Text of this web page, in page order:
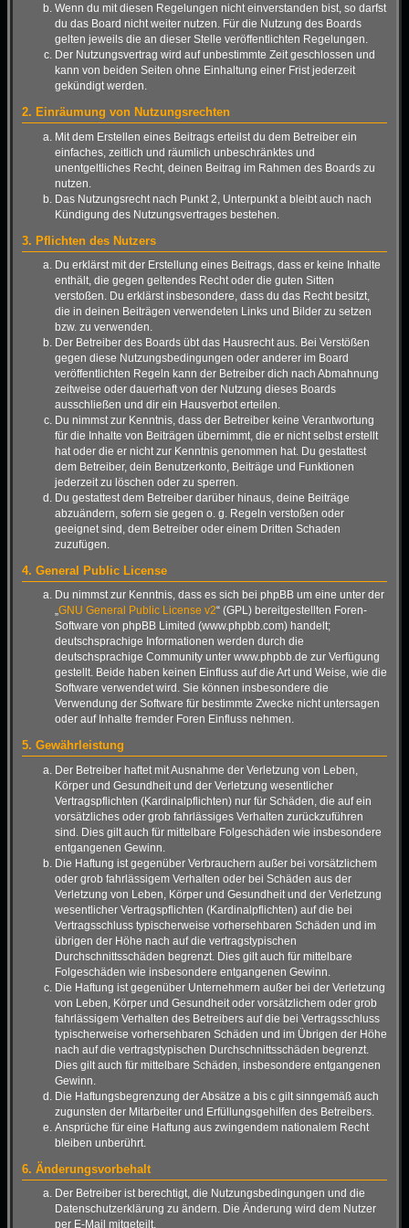
Wenn du mit diesen Regelungen nicht einverstanden bist, so darfst
du das Board nicht weiter nutzen. Für die Nutzung des Boards
gelten jeweils die an dieser Stelle veröffentlichten Regelungen.
Der Nutzungsvertrag wird auf unbestimmte Zeit geschlossen und
kann von beiden Seiten ohne Einhaltung einer Frist jederzeit
gekündigt werden.
2. Einräumung von Nutzungsrechten
Mit dem Erstellen eines Beitrags erteilst du dem Betreiber ein
einfaches, zeitlich und räumlich unbeschränktes und
unentgeltliches Recht, deinen Beitrag im Rahmen des Boards zu
nutzen.
Das Nutzungsrecht nach Punkt 2, Unterpunkt a bleibt auch nach
Kündigung des Nutzungsvertrages bestehen.
3. Pflichten des Nutzers
Du erklärst mit der Erstellung eines Beitrags, dass er keine Inhalte
enthält, die gegen geltendes Recht oder die guten Sitten
verstoßen. Du erklärst insbesondere, dass du das Recht besitzt,
die in deinen Beiträgen verwendeten Links und Bilder zu setzen
bzw. zu verwenden.
Der Betreiber des Boards übt das Hausrecht aus. Bei Verstößen
gegen diese Nutzungsbedingungen oder anderer im Board
veröffentlichten Regeln kann der Betreiber dich nach Abmahnung
zeitweise oder dauerhaft von der Nutzung dieses Boards
ausschließen und dir ein Hausverbot erteilen.
Du nimmst zur Kenntnis, dass der Betreiber keine Verantwortung
für die Inhalte von Beiträgen übernimmt, die er nicht selbst erstellt
hat oder die er nicht zur Kenntnis genommen hat. Du gestattest
dem Betreiber, dein Benutzerkonto, Beiträge und Funktionen
jederzeit zu löschen oder zu sperren.
Du gestattest dem Betreiber darüber hinaus, deine Beiträge
abzuändern, sofern sie gegen o. g. Regeln verstoßen oder
geeignet sind, dem Betreiber oder einem Dritten Schaden
zuzufügen.
4. General Public License
Du nimmst zur Kenntnis, dass es sich bei phpBB um eine unter der
„GNU General Public License v2“ (GPL) bereitgestellten Foren-
Software von phpBB Limited (www.phpbb.com) handelt;
deutschsprachige Informationen werden durch die
deutschsprachige Community unter www.phpbb.de zur Verfügung
gestellt. Beide haben keinen Einfluss auf die Art und Weise, wie die
Software verwendet wird. Sie können insbesondere die
Verwendung der Software für bestimmte Zwecke nicht untersagen
oder auf Inhalte fremder Foren Einfluss nehmen.
5. Gewährleistung
Der Betreiber haftet mit Ausnahme der Verletzung von Leben,
Körper und Gesundheit und der Verletzung wesentlicher
Vertragspflichten (Kardinalpflichten) nur für Schäden, die auf ein
vorsätzliches oder grob fahrlässiges Verhalten zurückzuführen
sind. Dies gilt auch für mittelbare Folgeschäden wie insbesondere
entgangenen Gewinn.
Die Haftung ist gegenüber Verbrauchern außer bei vorsätzlichem
oder grob fahrlässigem Verhalten oder bei Schäden aus der
Verletzung von Leben, Körper und Gesundheit und der Verletzung
wesentlicher Vertragspflichten (Kardinalpflichten) auf die bei
Vertragsschluss typischerweise vorhersehbaren Schäden und im
übrigen der Höhe nach auf die vertragstypischen
Durchschnittsschäden begrenzt. Dies gilt auch für mittelbare
Folgeschäden wie insbesondere entgangenen Gewinn.
Die Haftung ist gegenüber Unternehmern außer bei der Verletzung
von Leben, Körper und Gesundheit oder vorsätzlichem oder grob
fahrlässigem Verhalten des Betreibers auf die bei Vertragsschluss
typischerweise vorhersehbaren Schäden und im Übrigen der Höhe
nach auf die vertragstypischen Durchschnittsschäden begrenzt.
Dies gilt auch für mittelbare Schäden, insbesondere entgangenen
Gewinn.
Die Haftungsbegrenzung der Absätze a bis c gilt sinngemäß auch
zugunsten der Mitarbeiter und Erfüllungsgehilfen des Betreibers.
Ansprüche für eine Haftung aus zwingendem nationalem Recht
bleiben unberührt.
6. Änderungsvorbehalt
Der Betreiber ist berechtigt, die Nutzungsbedingungen und die
Datenschutzerklärung zu ändern. Die Änderung wird dem Nutzer
per E-Mail mitgeteilt.